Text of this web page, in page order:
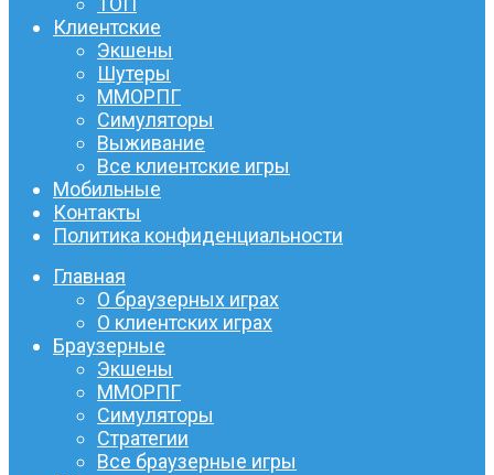
Клиентские
Экшены
Шутеры
ММОРПГ
Симуляторы
Выживание
Все клиентские игры
Мобильные
Контакты
Политика конфиденциальности
Главная
О браузерных играх
О клиентских играх
Браузерные
Экшены
ММОРПГ
Симуляторы
Стратегии
Все браузерные игры